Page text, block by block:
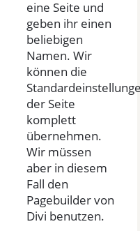
eine Seite und
geben ihr einen
beliebigen
Namen. Wir
können die
der Seite
komplett
übernehmen.
Wir müssen
aber in diesem
Fall den
Pagebuilder von
Divi benutzen.